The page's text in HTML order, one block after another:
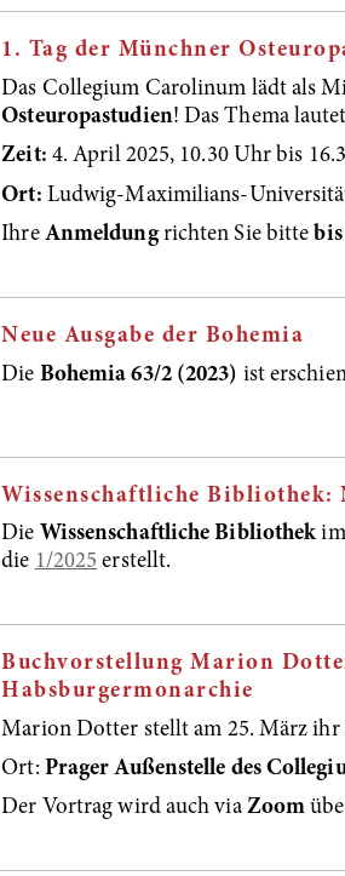
1. Tag der Münchner
Das Collegium Carolinum lädt als
Osteuropastudien! Das Thema lautet
Zeit: 4. April 2025, 10.30 Uhr bis
Ort: Ludwig-Maximilians-
Ihre Anmeldung richten Sie bitte
Neue Ausgabe der Bohemia
Die Bohemia 63/2 (2023) ist
Wissenschaftliche Bibliothek:
Die Wissenschaftliche Bibliothek
die 1/2025 erstellt.
Buchvorstellung Marion
Habsburgermonarchie
Marion Dotter stellt am 25. März
Ort: Prager Außenstelle des
Der Vortrag wird auch via Zoom